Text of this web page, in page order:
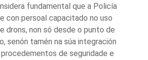
fundamental que a Policía
con persoal capacitado no uso
drons, non só desde o punto de
senón tamén na súa integración
de seguridade e